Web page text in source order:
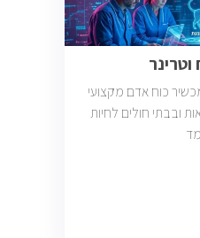
כוח אדם מקצועי
ובבתי חולים לחיות